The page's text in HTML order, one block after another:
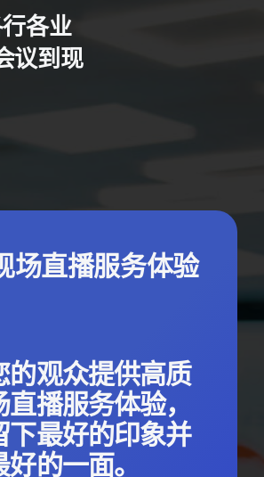
各业
议到现
场直播服务体验
的观众提供高质
播服务体验，
下最好的印象并
的一面。